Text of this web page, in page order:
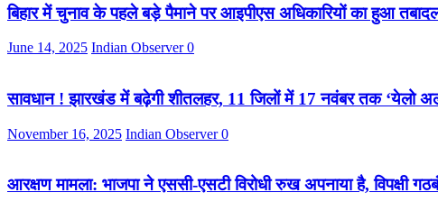
बिहार में चुनाव के पहले बड़े पैमाने पर आइपीएस अधिकारियों का हुआ
June 14, 2025 Indian Observer0
सावधान ! झारखंड में बढ़ेगी शीतलहर, 11 जिलों में 17 नवंबर तक ‘येलो
November 16, 2025 Indian Observer0
आरक्षण मामला: भाजपा ने एससी-एसटी विरोधी रुख अपनाया है, विपक्षी